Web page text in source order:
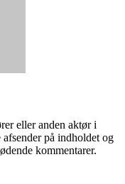
eller anden aktør i
på indholdet og
kommentarer.